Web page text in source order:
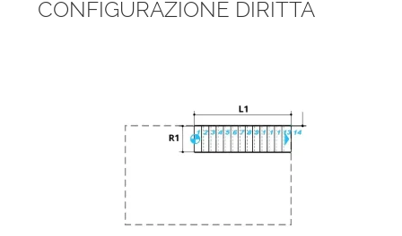
CONFIGURAZIONE DIRITTA